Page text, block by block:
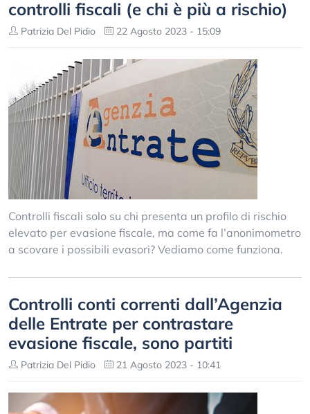
controlli fiscali (e chi è più a rischio)
Patrizia Del Pidio 22 Agosto 2023 - 15:09
Controlli fiscali solo su chi presenta un profilo di rischio
elevato per evasione fiscale, ma come fa l’anonimometro
a scovare i possibili evasori? Vediamo come funziona.
Controlli conti correnti dall’Agenzia
delle Entrate per contrastare
evasione fiscale, sono partiti
Patrizia Del Pidio 21 Agosto 2023 - 10:41